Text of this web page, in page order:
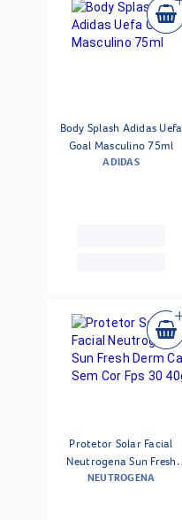
Body Splash Adidas Uefa
Goal Masculino 75ml
ADIDAS
Protetor Solar Facial
Neutrogena Sun Fresh
Derm Care Sem Cor Fps 30
NEUTROGENA